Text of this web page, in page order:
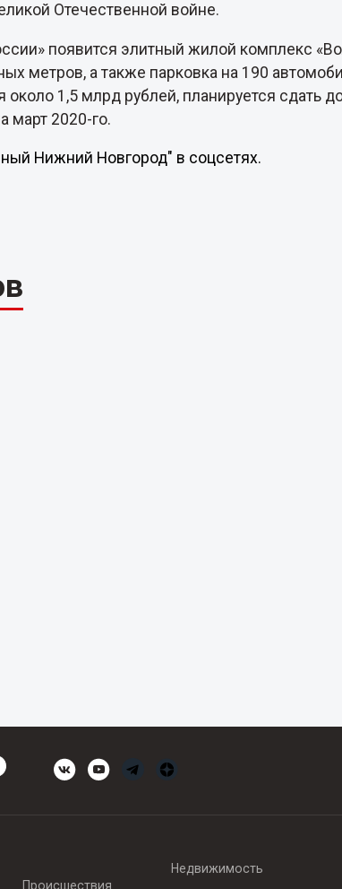
Отечественной войне.
появится элитный жилой комплекс
метров, а также парковка на 190
около 1,5 млрд рублей, планируется сдать
март 2020-го.
Нижний Новгород" в соцсетях.
Происшествия
Недвижимость